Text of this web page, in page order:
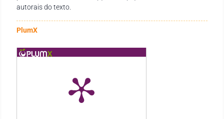
autorais do texto.
PlumX